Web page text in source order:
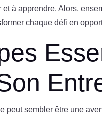
et à apprendre. Alors,
chaque défi en
peut sembler être une